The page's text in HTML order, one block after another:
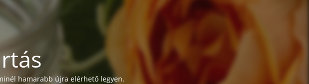
hamarabb újra elérhető legyen.